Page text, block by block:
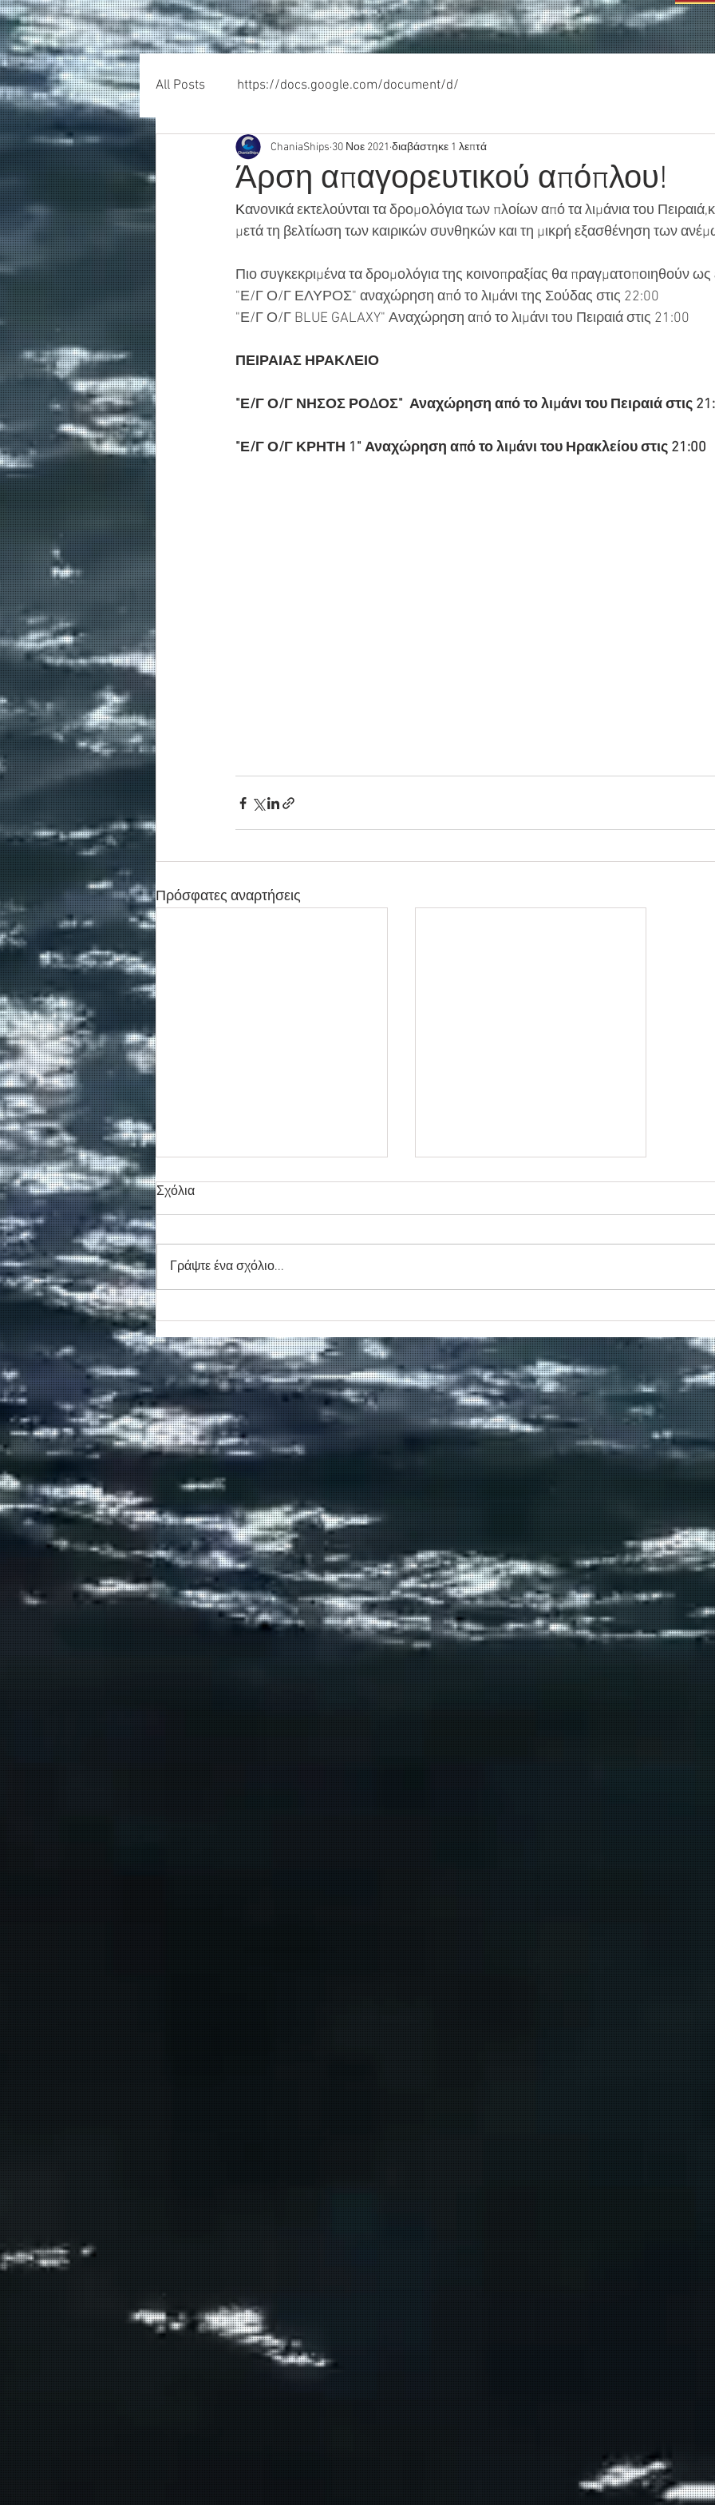
All Posts https://docs.google.com/document/d/
Άρση απαγορευτικού απόπλου!
ChaniaShips 30 Νοε 2021 διαβάστηκε 1 λεπτά
Κανονικά εκτελούνται τα δρομολόγια των πλοίων από τα λιμάνια του
μετά τη βελτίωση των καιρικών συνθηκών και τη μικρή εξασθένηση των
Πιο συγκεκριμένα τα δρομολόγια της κοινοπραξίας θα πραγματοποιηθούν ως
"Ε/Γ Ο/Γ ΕΛΥΡΟΣ" αναχώρηση από το λιμάνι της Σούδας στις 22:00
"Ε/Γ Ο/Γ BLUE GALAXY" Αναχώρηση από το λιμάνι του Πειραιά στις 21:00
ΠΕΙΡΑΙΑΣ ΗΡΑΚΛΕΙΟ
"Ε/Γ Ο/Γ ΝΗΣΟΣ ΡΟΔΟΣ"  Αναχώρηση από το λιμάνι του Πειραιά στις
"Ε/Γ Ο/Γ ΚΡΗΤΗ 1" Αναχώρηση από το λιμάνι του Ηρακλείου στις 21:00
Πρόσφατες αναρτήσεις
δρομολογεί η ΑΝΕΝΔΥΚ τον
Αύγουστο.
Σχόλια
Γράψτε ένα σχόλιο...